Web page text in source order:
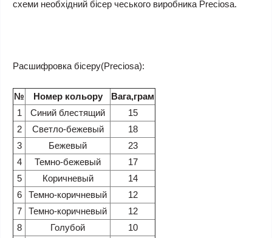
схеми необхідний бісер чеського виробника Preciosa.
Расшифровка бісеру(Preciosa):
№ Номер кольору
Вага,грам
1
Синий блестящий
15
2
Светло-бежевый
18
3
Бежевый
23
4
Темно-бежевый
17
5
Коричневый
14
6
Темно-коричневый
12
7
Темно-коричневый
12
8
Голубой
10